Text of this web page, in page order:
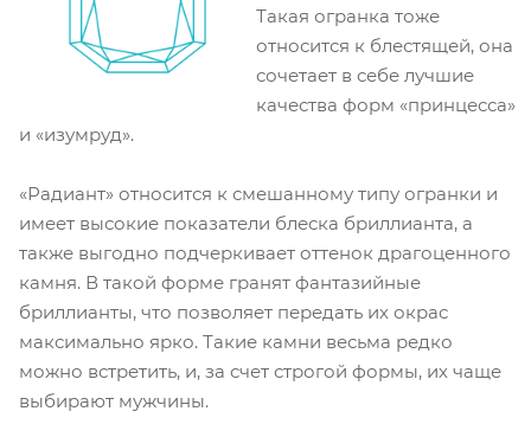
Такая огранка тоже
относится к блестящей, она
сочетает в себе лучшие
качества форм «принцесса»
и «изумруд».
«Радиант» относится к смешанному типу огранки и
имеет высокие показатели блеска бриллианта, а
также выгодно подчеркивает оттенок драгоценного
камня. В такой форме гранят фантазийные
бриллианты, что позволяет передать их окрас
максимально ярко. Такие камни весьма редко
можно встретить, и, за счет строгой формы, их чаще
выбирают мужчины.